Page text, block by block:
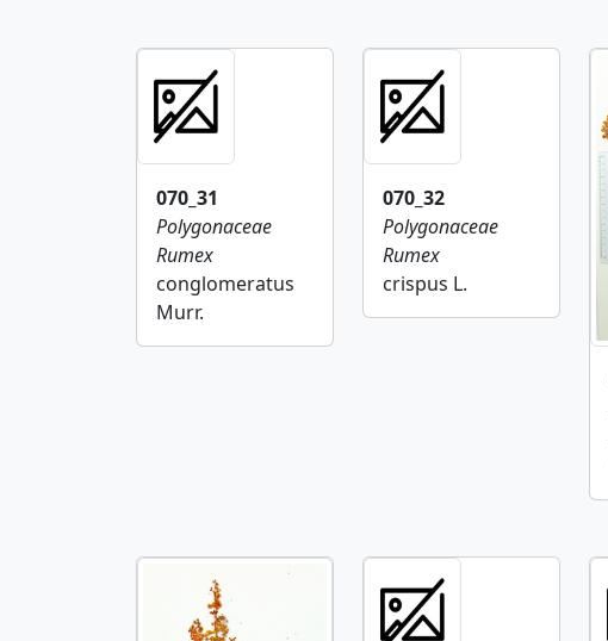
070_31
Polygonaceae
Rumex
conglomeratus
Murr.
070_32
Polygonaceae
Rumex
crispus L.